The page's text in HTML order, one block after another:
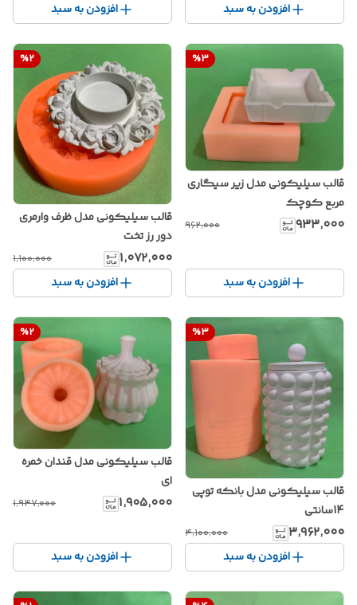
افزودن به سبد افزودن به سبد
%3
قالب سیلیکونی مدل زیر سیگاری
مربع کوچک
۹۳۳٬۰۰۰ ۹۶۲٬۰۰۰
افزودن به سبد
%2
قالب سیلیکونی مدل ظرف وارمری
دور رز تخت
۱٬۰۷۲٬۰۰۰ ۱٬۱۰۰٬۰۰۰
افزودن به سبد
%3
قالب سیلیکونی مدل بانکه توپی
14سانتی
۳٬۹۶۲٬۰۰۰ ۴٬۱۰۰٬۰۰۰
افزودن به سبد
%2
قالب سیلیکونی مدل قندان خمره
ای
۱٬۹۰۵٬۰۰۰ ۱٬۹۴۷٬۰۰۰
افزودن به سبد